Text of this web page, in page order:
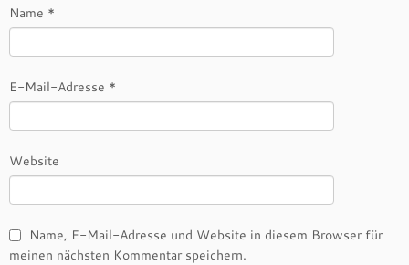
Name *
E-Mail-Adresse *
Website
Name, E-Mail-Adresse und Website in diesem Browser für
meinen nächsten Kommentar speichern.